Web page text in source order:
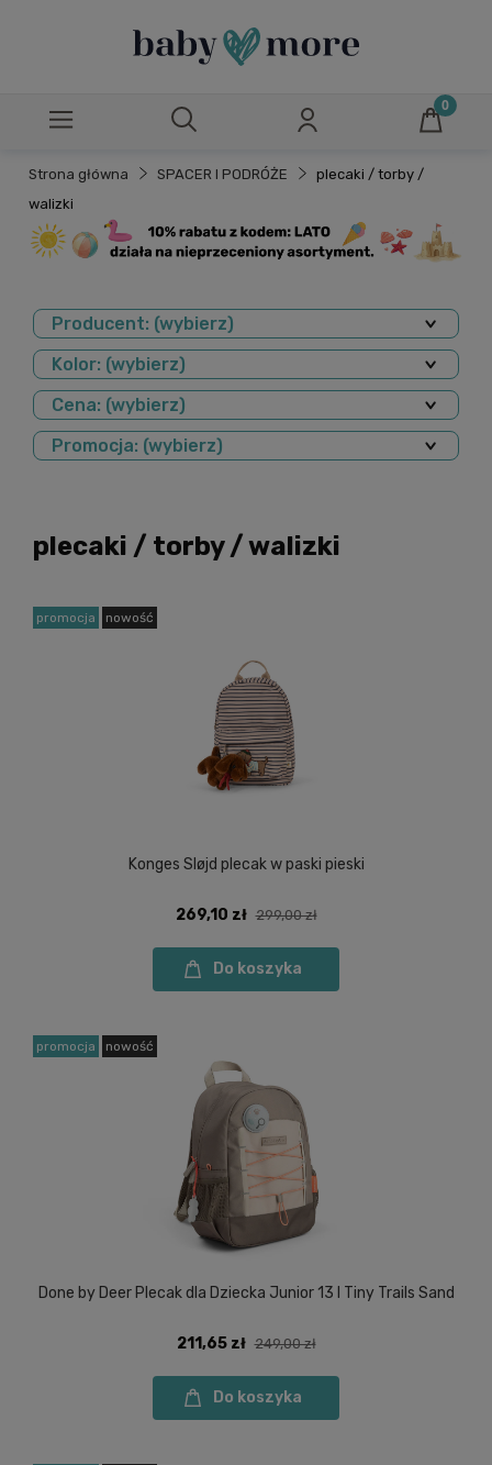
Strona główna SPACER I PODRÓŻE
plecaki / torby /
walizki
Producent: (wybierz)
Kolor: (wybierz)
Cena: (wybierz)
Promocja: (wybierz)
plecaki / torby / walizki
Konges Sløjd plecak w paski pieski
269,10 zł 299,00 zł
Do koszyka
promocja nowość
Done by Deer Plecak dla Dziecka Junior 13 l Tiny Trails Sand
211,65 zł 249,00 zł
Do koszyka
promocja nowość